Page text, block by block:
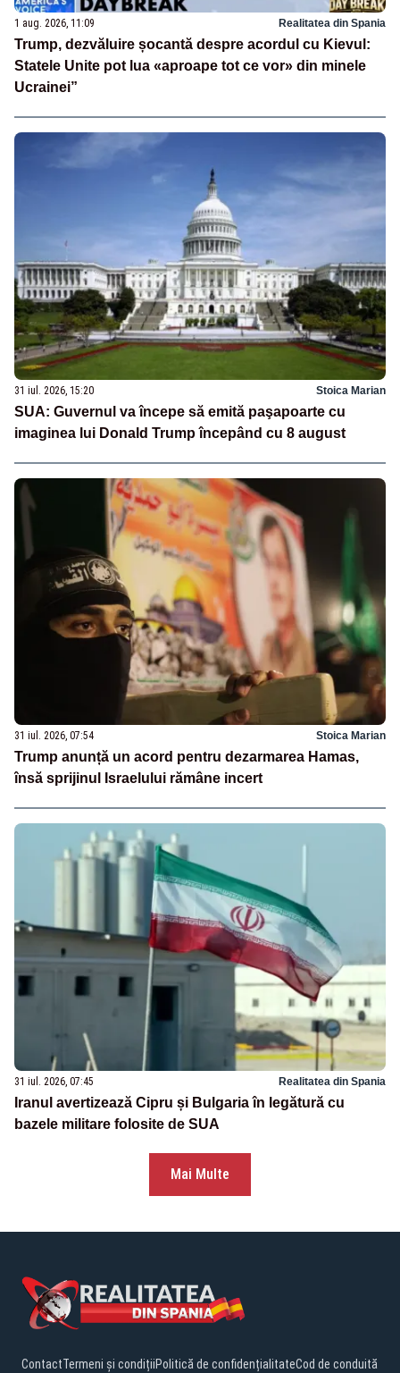
1 aug. 2026, 11:09 Realitatea din Spania
Trump, dezvăluire șocantă despre acordul cu Kievul:
Statele Unite pot lua «aproape tot ce vor» din minele
Ucrainei”
31 iul. 2026, 15:20 Stoica Marian
SUA: Guvernul va începe să emită paşapoarte cu
imaginea lui Donald Trump începând cu 8 august
31 iul. 2026, 07:54 Stoica Marian
Trump anunță un acord pentru dezarmarea Hamas,
însă sprijinul Israelului rămâne incert
31 iul. 2026, 07:45 Realitatea din Spania
Iranul avertizează Cipru și Bulgaria în legătură cu
bazele militare folosite de SUA
Mai Multe
ContactTermeni și condițiiPolitică de confidențialitateCod de conduită